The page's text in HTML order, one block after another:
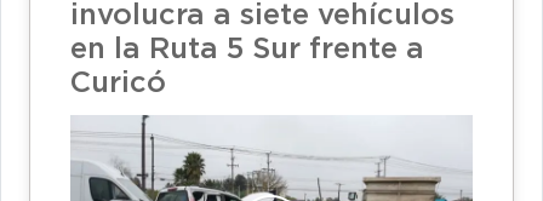
involucra a siete vehículos
en la Ruta 5 Sur frente a
Curicó